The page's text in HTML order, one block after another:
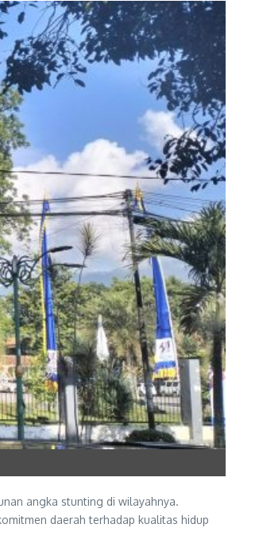
angka stunting di wilayahnya.
daerah terhadap kualitas hidup